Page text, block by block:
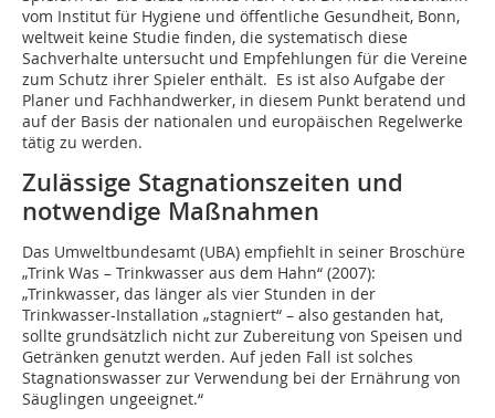
vom Institut für Hygiene und öffentliche Gesundheit, Bonn,
weltweit keine Studie finden, die systematisch diese
Sachverhalte untersucht und Empfehlungen für die Vereine
zum Schutz ihrer Spieler enthält. Es ist also Aufgabe der
Planer und Fachhandwerker, in diesem Punkt beratend und
auf der Basis der nationalen und europäischen Regelwerke
tätig zu werden.
Zulässige Stagnationszeiten und
notwendige Maßnahmen
Das Umweltbundesamt (UBA) empfiehlt in seiner Broschüre
„Trink Was – Trinkwasser aus dem Hahn“ (2007):
„Trinkwasser, das länger als vier Stunden in der
Trinkwasser-Installation „stagniert“ – also gestanden hat,
sollte grundsätzlich nicht zur Zubereitung von Speisen und
Getränken genutzt werden. Auf jeden Fall ist solches
Stagnationswasser zur Verwendung bei der Ernährung von
Säuglingen ungeeignet.“